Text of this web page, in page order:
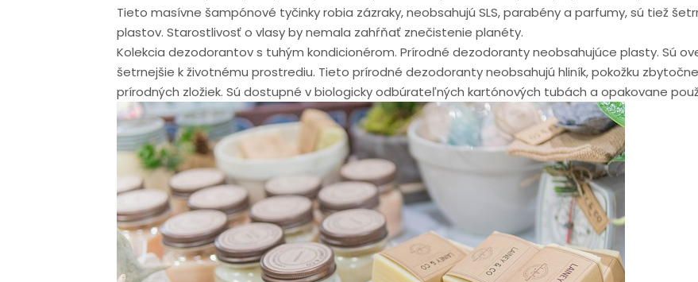
Tieto masívne šampónové tyčinky robia zázraky, neobsahujú SLS, parabény a parfumy, sú tiež
plastov. Starostlivosť o vlasy by nemala zahŕňať znečistenie planéty.
Kolekcia dezodorantov s tuhým kondicionérom. Prírodné dezodoranty neobsahujúce plasty. Sú
šetrnejšie k životnému prostrediu. Tieto prírodné dezodoranty neobsahujú hliník, pokožku
prírodných zložiek. Sú dostupné v biologicky odbúrateľných kartónových tubách a opakovane